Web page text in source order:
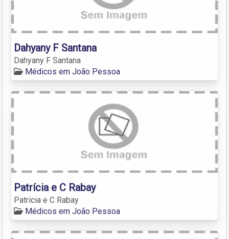
Dahyany F Santana
Dahyany F Santana
Médicos em João Pessoa
Patrícia e C Rabay
Patrícia e C Rabay
Médicos em João Pessoa